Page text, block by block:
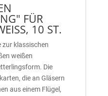
FÜR
10 ST.
zur klassischen
weißen
Die
die an Gläsern
aus einem Flügel,